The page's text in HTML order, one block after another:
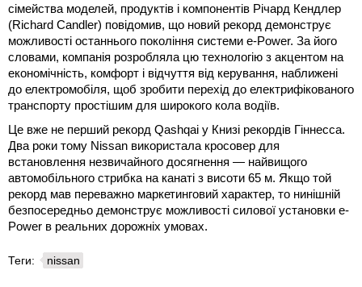
сімейства моделей, продуктів і компонентів Річард Кендлер
(Richard Candler) повідомив, що новий рекорд демонструє
можливості останнього покоління системи e-Power. За його
словами, компанія розробляла цю технологію з акцентом на
економічність, комфорт і відчуття від керування, наближені
до електромобіля, щоб зробити перехід до електрифікованого
транспорту простішим для широкого кола водіїв.
Це вже не перший рекорд Qashqai у Книзі рекордів Гіннесса.
Два роки тому Nissan використала кросовер для
встановлення незвичайного досягнення — найвищого
автомобільного стрибка на канаті з висоти 65 м. Якщо той
рекорд мав переважно маркетинговий характер, то нинішній
безпосередньо демонструє можливості силової установки e-
Power в реальних дорожніх умовах.
Теги: nissan